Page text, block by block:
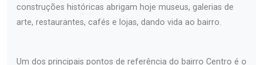
construções históricas abrigam hoje museus, galerias de
arte, restaurantes, cafés e lojas, dando vida ao bairro.
Um dos principais pontos de referência do bairro Centro é o